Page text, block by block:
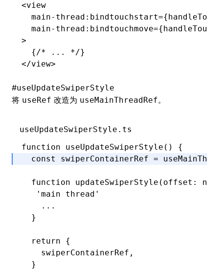
<view
  main-thread
: bindtouchstart=
  main-thread
: bindtouchmove=
>
  {
/* ... */}
</view>
#useUpdateSwiperStyle
将 useRef 改造为 useMainThreadRef。
useUpdateSwiperStyle.ts
function useUpdateSwiperStyle () {
  const
swiperContainerRef =
  function
updateSwiperStyle (offset :
   'main thread'
    ...
  }
  return
{
    swiperContainerRef
,
  }